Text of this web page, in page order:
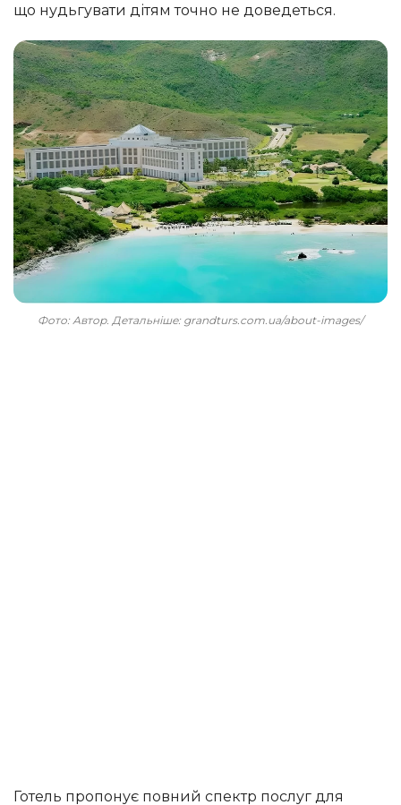
що нудьгувати дітям точно не доведеться.
Фото: Автор. Детальніше: grandturs.com.ua/about-images/
Готель пропонує повний спектр послуг для